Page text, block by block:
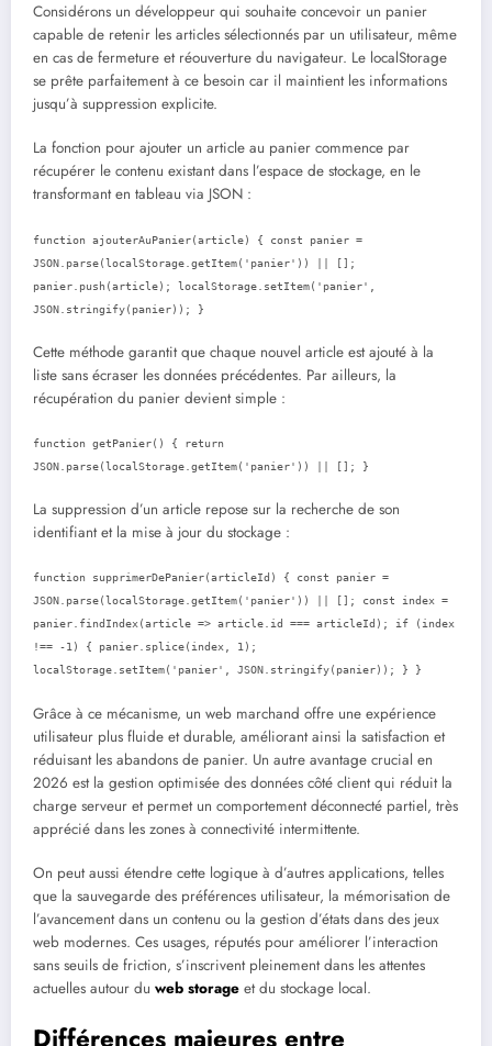
Considérons un développeur qui souhaite concevoir un panier
capable de retenir les articles sélectionnés par un utilisateur, même
en cas de fermeture et réouverture du navigateur. Le localStorage
se prête parfaitement à ce besoin car il maintient les informations
jusqu’à suppression explicite.
La fonction pour ajouter un article au panier commence par
récupérer le contenu existant dans l’espace de stockage, en le
transformant en tableau via JSON :
function ajouterAuPanier(article) { const panier =
JSON.parse(localStorage.getItem('panier')) || [];
panier.push(article); localStorage.setItem('panier',
JSON.stringify(panier)); }
Cette méthode garantit que chaque nouvel article est ajouté à la
liste sans écraser les données précédentes. Par ailleurs, la
récupération du panier devient simple :
function getPanier() { return
JSON.parse(localStorage.getItem('panier')) || []; }
La suppression d’un article repose sur la recherche de son
identifiant et la mise à jour du stockage :
function supprimerDePanier(articleId) { const panier =
JSON.parse(localStorage.getItem('panier')) || []; const index =
panier.findIndex(article => article.id === articleId); if (index
!== -1) { panier.splice(index, 1);
localStorage.setItem('panier', JSON.stringify(panier)); } }
Grâce à ce mécanisme, un web marchand offre une expérience
utilisateur plus fluide et durable, améliorant ainsi la satisfaction et
réduisant les abandons de panier. Un autre avantage crucial en
2026 est la gestion optimisée des données côté client qui réduit la
charge serveur et permet un comportement déconnecté partiel, très
apprécié dans les zones à connectivité intermittente.
On peut aussi étendre cette logique à d’autres applications, telles
que la sauvegarde des préférences utilisateur, la mémorisation de
l’avancement dans un contenu ou la gestion d’états dans des jeux
web modernes. Ces usages, réputés pour améliorer l’interaction
sans seuils de friction, s’inscrivent pleinement dans les attentes
actuelles autour du web storage et du stockage local.
Différences majeures entre